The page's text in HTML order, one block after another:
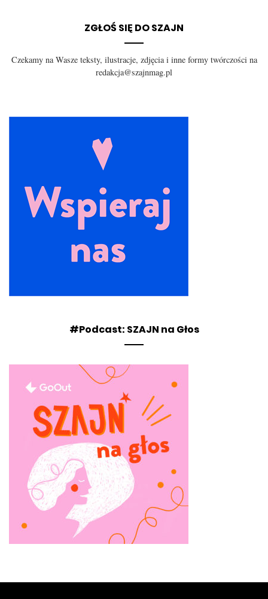
ZGŁOŚ SIĘ DO SZAJN
Czekamy na Wasze teksty, ilustracje, zdjęcia i inne formy twórczości na
redakcja@szajnmag.pl
#Podcast: SZAJN na Głos